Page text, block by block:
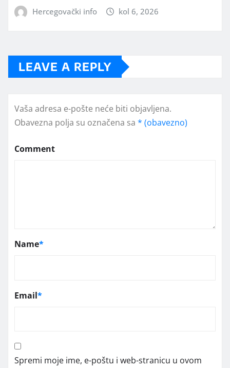
Hercegovački info kol 6, 2026
LEAVE A REPLY
Vaša adresa e-pošte neće biti objavljena.
Obavezna polja su označena sa * (obavezno)
Comment
Name*
Email*
Spremi moje ime, e-poštu i web-stranicu u ovom